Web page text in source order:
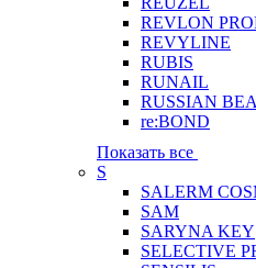
REVLON
REVYLINE
RUBIS
RUNAIL
RUSSIAN
re:BOND
Показать все
S
SALERM
SAM
SARYNA KEY
SELECTIVE